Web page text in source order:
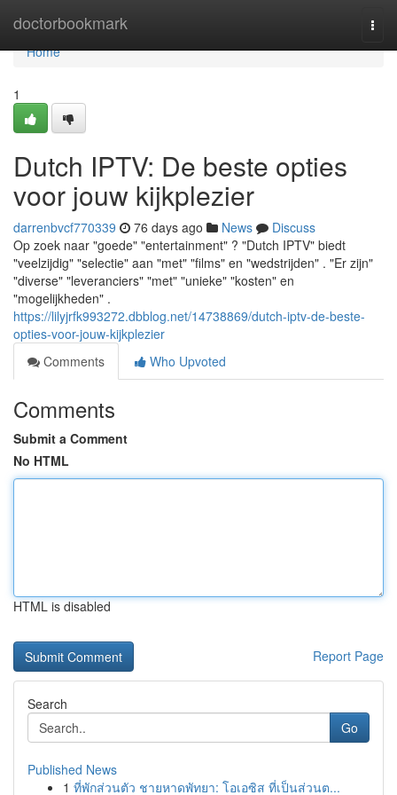
doctorbookmark
Home
Home
1
Dutch IPTV: De beste opties
voor jouw kijkplezier
darrenbvcf770339 76 days ago News
Discuss
Op zoek naar "goede" "entertainment" ? "Dutch IPTV" biedt
"veelzijdig" "selectie" aan "met" "films" en "wedstrijden" . "Er zijn"
"diverse" "leveranciers" "met" "unieke" "kosten" en
"mogelijkheden" .
https://lilyjrfk993272.dbblog.net/14738869/dutch-iptv-de-beste-
opties-voor-jouw-kijkplezier
Comments
Who Upvoted
Comments
Submit a Comment
No HTML
HTML is disabled
Report Page
Search
Go
Published News
1 ที่พักส่วนตัว ชายหาดพัทยา: โอเอซิส ที่เป็นส่วนต...